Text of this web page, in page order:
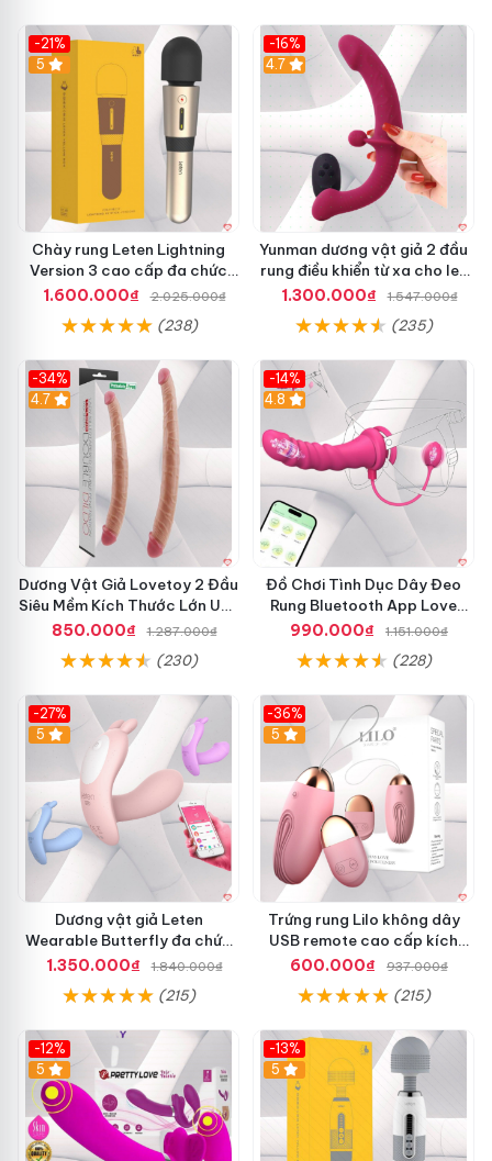
-21%
5
Chày rung Leten Lightning
Version 3 cao cấp đa chức
năng kích thích
1.600.000₫ 2.025.000₫
(238)
-16%
4.7
Yunman dương vật giả 2 đầu
rung điều khiển từ xa cho les
cao cấp
1.300.000₫ 1.547.000₫
(235)
-34%
4.7
Dương Vật Giả Lovetoy 2 Đầu
Siêu Mềm Kích Thước Lớn Uốn
Cong
850.000₫ 1.287.000₫
(230)
-14%
4.8
Đồ Chơi Tình Dục Dây Đeo
Rung Bluetooth App Love
Spouse Cho Les
990.000₫ 1.151.000₫
(228)
-27%
5
Dương vật giả Leten
Wearable Butterfly đa chức
năng rung mạnh điều khiển
1.350.000₫ 1.840.000₫
(215)
-36%
5
Trứng rung Lilo không dây
USB remote cao cấp kích
thích nữ
600.000₫ 937.000₫
(215)
-12%
5
-13%
5